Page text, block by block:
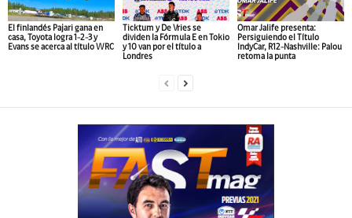
El finlandés Pajari gana en
casa, Toyota logra 1-2-3 y
Evans se acerca al título WRC
Ticktum y De Vries se
dividen la Fórmula E en Tokio
y 10 van por el título a
Londres
Omar Jalife presenta:
Persiguiendo el Título
IndyCar, R12-Nashville: Palou
retoma la punta